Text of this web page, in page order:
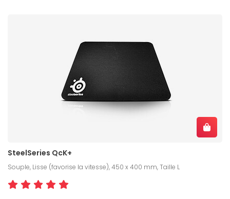
SteelSeries QcK+
Souple, Lisse (favorise la vitesse), 450 x 400 mm, Taille L